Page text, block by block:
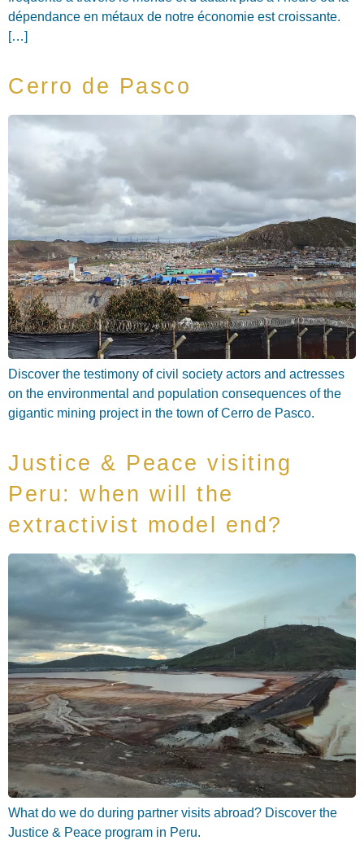
dépendance en métaux de notre économie est croissante.
[…]
Cerro de Pasco
Discover the testimony of civil society actors and actresses
on the environmental and population consequences of the
gigantic mining project in the town of Cerro de Pasco.
Justice & Peace visiting
Peru: when will the
extractivist model end?
What do we do during partner visits abroad? Discover the
Justice & Peace program in Peru.